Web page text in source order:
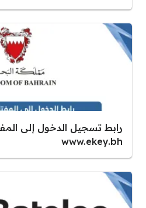
رابط تسجيل الدخول إلى
www.ekey.bh